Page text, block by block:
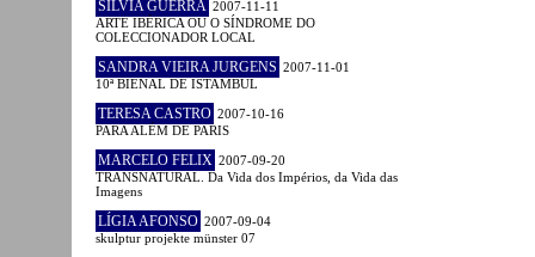
SÍLVIA GUERRA 2007-11-11
ARTE IBÉRICA OU O SÍNDROME DO
COLECCIONADOR LOCAL
SANDRA VIEIRA JURGENS 2007-11-01
10ª BIENAL DE ISTAMBUL
TERESA CASTRO 2007-10-16
PARA ALÉM DE PARIS
MARCELO FELIX 2007-09-20
TRANSNATURAL. Da Vida dos Impérios, da Vida das
Imagens
LÍGIA AFONSO 2007-09-04
skulptur projekte münster 07